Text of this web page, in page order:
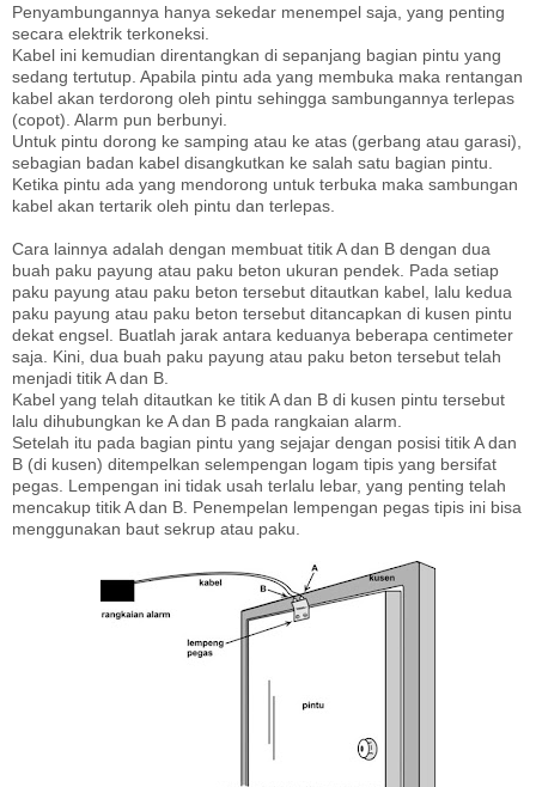
Penyambungannya hanya sekedar menempel saja, yang penting
secara elektrik terkoneksi.
Kabel ini kemudian direntangkan di sepanjang bagian pintu yang
sedang tertutup. Apabila pintu ada yang membuka maka rentangan
kabel akan terdorong oleh pintu sehingga sambungannya terlepas
(copot). Alarm pun berbunyi.
Untuk pintu dorong ke samping atau ke atas (gerbang atau garasi),
sebagian badan kabel disangkutkan ke salah satu bagian pintu.
Ketika pintu ada yang mendorong untuk terbuka maka sambungan
kabel akan tertarik oleh pintu dan terlepas.
Cara lainnya adalah dengan membuat titik A dan B dengan dua
buah paku payung atau paku beton ukuran pendek. Pada setiap
paku payung atau paku beton tersebut ditautkan kabel, lalu kedua
paku payung atau paku beton tersebut ditancapkan di kusen pintu
dekat engsel. Buatlah jarak antara keduanya beberapa centimeter
saja. Kini, dua buah paku payung atau paku beton tersebut telah
menjadi titik A dan B.
Kabel yang telah ditautkan ke titik A dan B di kusen pintu tersebut
lalu dihubungkan ke A dan B pada rangkaian alarm.
Setelah itu pada bagian pintu yang sejajar dengan posisi titik A dan
B (di kusen) ditempelkan selempengan logam tipis yang bersifat
pegas. Lempengan ini tidak usah terlalu lebar, yang penting telah
mencakup titik A dan B. Penempelan lempengan pegas tipis ini bisa
menggunakan baut sekrup atau paku.